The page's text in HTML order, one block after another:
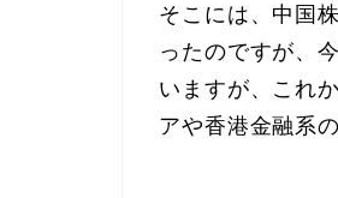
そこには、中国
ったのですが、
いますが、これ
アや香港金融系